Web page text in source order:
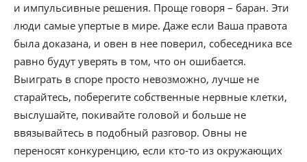
и импульсивные решения. Проще говоря – баран. Эти
люди самые упертые в мире. Даже если Ваша правота
была доказана, и овен в нее поверил, собеседника все
равно будут уверять в том, что он ошибается.
Выиграть в споре просто невозможно, лучше не
старайтесь, поберегите собственные нервные клетки,
выслушайте, покивайте головой и больше не
ввязывайтесь в подобный разговор. Овны не
переносят конкуренцию, если кто-то из окружающих